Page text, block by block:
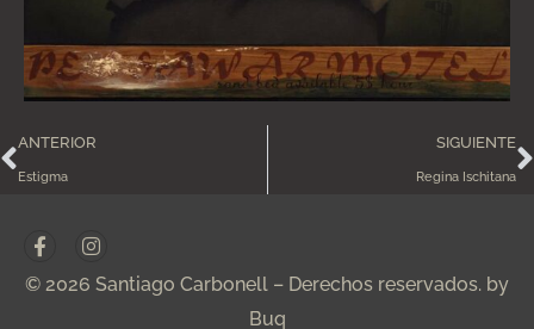
ANTERIOR
Estigma
SIGUIENTE
Regina Ischitana
© 2026 Santiago Carbonell – Derechos reservados. by
Buq